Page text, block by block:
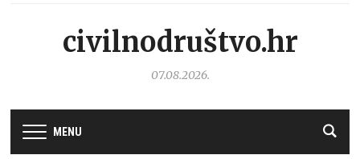
civilnodruštvo.hr
07.08.2026.
MENU